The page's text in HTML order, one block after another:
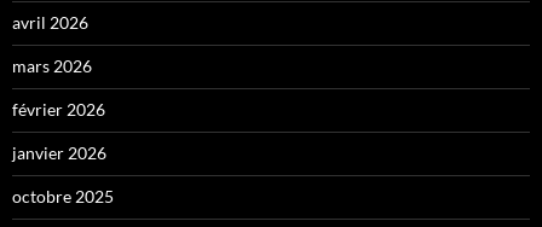
avril 2026
mars 2026
février 2026
janvier 2026
octobre 2025